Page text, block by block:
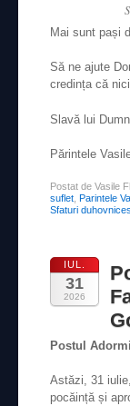
Mai sunt pași
Să ne ajute
credința că
Slavă lui
Părintele
Postat de Vasile
suflet Parintele
Sfaturi
IUL.
31
2026
Postul
Astăzi, 31
pocăință și